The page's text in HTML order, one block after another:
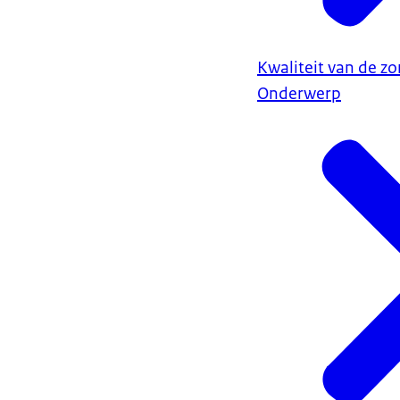
Kwaliteit van de
Onderwerp